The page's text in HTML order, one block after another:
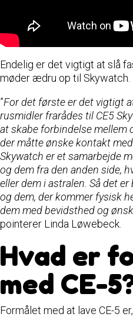
Endelig er det vigtigt at slå
møder ædru op til Skywatch.
”For det første er det vigtigt
rusmidler frarådes til CE5
at skabe forbindelse mellem
der måtte ønske kontakt
Skywatch er et samarbejde
og dem fra den anden side,
eller dem i astralen. Så det
og dem, der kommer fysisk
dem med bevidsthed og
pointerer Linda Løwebeck.
Hvad er
med CE-
Formålet med at lave CE-5